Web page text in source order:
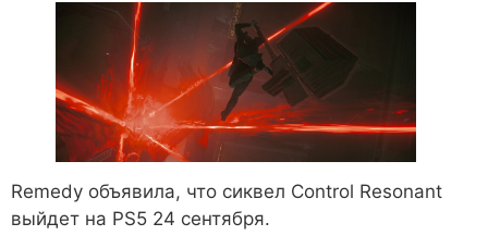
Remedy объявила, что сиквел Control Resonant
выйдет на PS5 24 сентября.